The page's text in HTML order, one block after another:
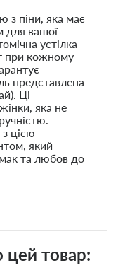
з піни, яка має
для вашої
устілка
при кожному
представлена
Ці
яка не
цією
який
та любов до
цей товар: